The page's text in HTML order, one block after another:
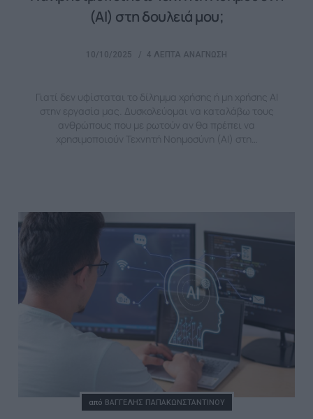
(ΑΙ) στη δουλειά μου;
10/10/2025 4 ΛΕΠΤΆ ΑΝΆΓΝΩΣΗ
Γιατί δεν υφίσταται το δίλημμα χρήσης ή μη χρήσης ΑΙ
στην εργασία μας. Δυσκολεύομαι να καταλάβω τους
ανθρώπους που με ρωτούν αν θα πρέπει να
χρησιμοποιούν Τεχνητή Νοημοσύνη (ΑΙ) στη…
Posted
από ΒΑΓΓΈΛΗΣ ΠΑΠΑΚΩΝΣΤΑΝΤΊΝΟΥ